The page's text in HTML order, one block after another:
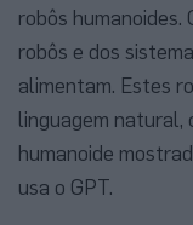
robôs
robôs e dos
alimentam. Estes
linguagem natural,
humanoide
usa o GPT.